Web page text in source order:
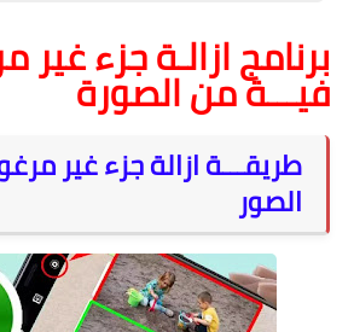
برنامج ازالـة جزء
فيـــة من الصورة
طريقـــة ازالة جزء غير
الصور